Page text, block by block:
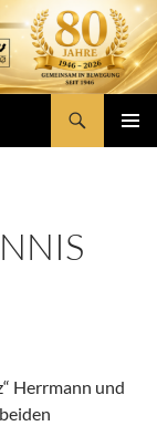
Herrmann und